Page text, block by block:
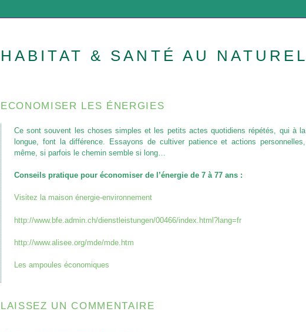
HABITAT & SANTÉ AU NATUREL
ECONOMISER LES ÉNERGIES
Ce sont souvent les choses simples et les petits actes quotidiens répétés, qui à la
longue, font la différence. Essayons de cultiver patience et actions personnelles,
même, si parfois le chemin semble si long…
Conseils pratique pour économiser de l’énergie de 7 à 77 ans :
Visitez la maison énergie-environnement
http://www.bfe.admin.ch/dienstleistungen/00466/index.html?lang=fr
http://www.alisee.org/mde/mde.htm
Les ampoules économiques
LAISSEZ UN COMMENTAIRE